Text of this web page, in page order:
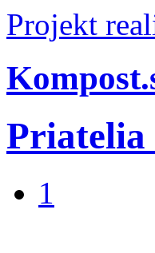
Projekt
Priatelia
1